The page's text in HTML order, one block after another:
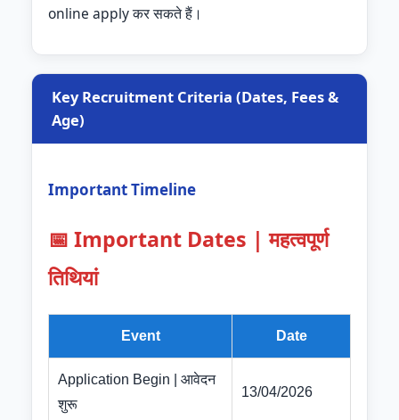
online apply कर सकते हैं।
Key Recruitment Criteria (Dates, Fees &
Age)
Important Timeline
📅 Important Dates | महत्वपूर्ण
तिथियां
Event Date
Application Begin | आवेदन
शुरू
13/04/2026